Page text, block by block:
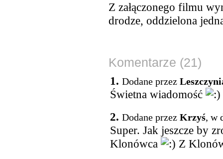
Z załączonego filmu
drodze, oddzielona
Komentarze (21)
1. Dodane przez
Świetna wiadomość
2. Dodane przez Krzyś, w
Super. Jak jeszcze by
Klonówca
Z